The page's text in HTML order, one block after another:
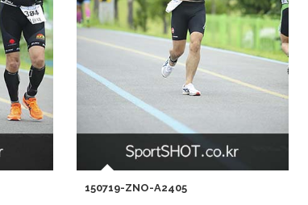
150719-ZNO-A2405